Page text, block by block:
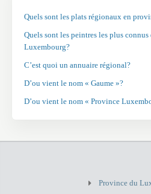
Quels sont les plats régionaux en
Quels sont les peintres les plus
Luxembourg?
C’est quoi un annuaire régional?
D’ou vient le nom « Gaume »?
D’ou vient le nom « Province
Province du